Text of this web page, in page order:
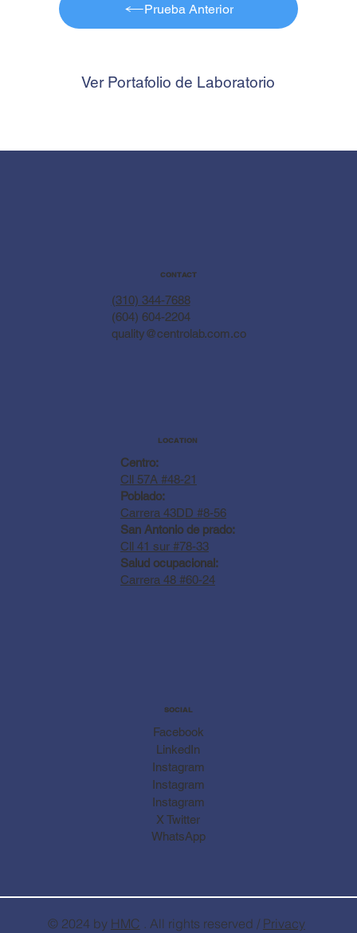
Prueba Anterior
Ver Portafolio de Laboratorio
CONTACT
(310) 344-7688
(604) 604-2204
quality@centrolab.com.co
LOCATION
Centro:
Cll 57A #48-21
Poblado:
Carrera 43DD #8-56
San Antonio de prado:
Cll 41 sur #78-33
Salud ocupacional:
Carrera 48 #60-24
SOCIAL
Facebook
Instagram
LinkedIn
Instagram
Instagram
X Twitter
WhatsApp
© 2024 by HMC . All rights reserved / Privacy